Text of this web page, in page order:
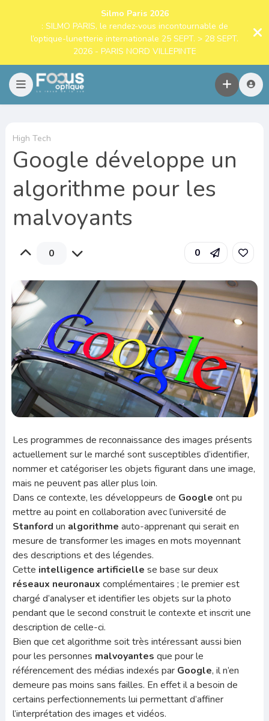
Silmo Paris 2026
: SILMO PARIS, le rendez-vous incontournable de
l’optique-lunetterie internationale 25 SEPT. > 28 SEPT.
2026 - PARIS NORD VILLEPINTE
High Tech
Google développe un
algorithme pour les
malvoyants
0 0
Les programmes de reconnaissance des images présents
actuellement sur le marché sont susceptibles d’identifier,
nommer et catégoriser les objets figurant dans une image,
mais ne peuvent pas aller plus loin.
Dans ce contexte, les développeurs de Google ont pu
mettre au point en collaboration avec l’université de
Stanford un algorithme auto-apprenant qui serait en
mesure de transformer les images en mots moyennant
des descriptions et des légendes.
Cette intelligence artificielle se base sur deux
réseaux neuronaux complémentaires ; le premier est
chargé d’analyser et identifier les objets sur la photo
pendant que le second construit le contexte et inscrit une
description de celle-ci.
Bien que cet algorithme soit très intéressant aussi bien
pour les personnes malvoyantes que pour le
référencement des médias indexés par Google, il n’en
demeure pas moins sans failles. En effet il a besoin de
certains perfectionnements lui permettant d’affiner
l’interprétation des images et vidéos.